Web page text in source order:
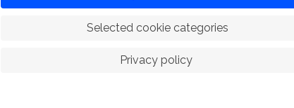
Selected cookie categories
Privacy policy